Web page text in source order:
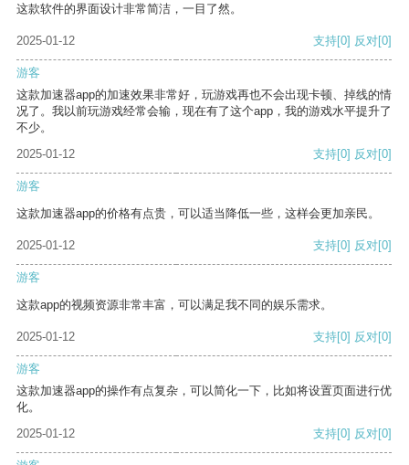
这款软件的界面设计非常简洁，一目了然。
2025-01-12 支持[0] 反对[0]
游客
这款加速器app的加速效果非常好，玩游戏再也不会出现卡顿、掉线的情
况了。我以前玩游戏经常会输，现在有了这个app，我的游戏水平提升了
不少。
2025-01-12
支持[0] 反对[0]
游客
这款加速器app的价格有点贵，可以适当降低一些，这样会更加亲民。
2025-01-12 支持[0] 反对[0]
游客
这款app的视频资源非常丰富，可以满足我不同的娱乐需求。
2025-01-12 支持[0] 反对[0]
游客
这款加速器app的操作有点复杂，可以简化一下，比如将设置页面进行优
化。
2025-01-12
支持[0] 反对[0]